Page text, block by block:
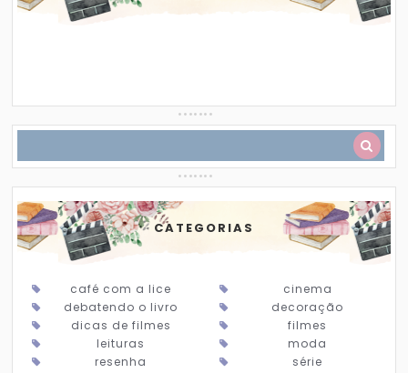
CATEGORIAS
café com a lice
cinema
debatendo o livro
decoração
dicas de filmes
filmes
leituras
moda
resenha
série